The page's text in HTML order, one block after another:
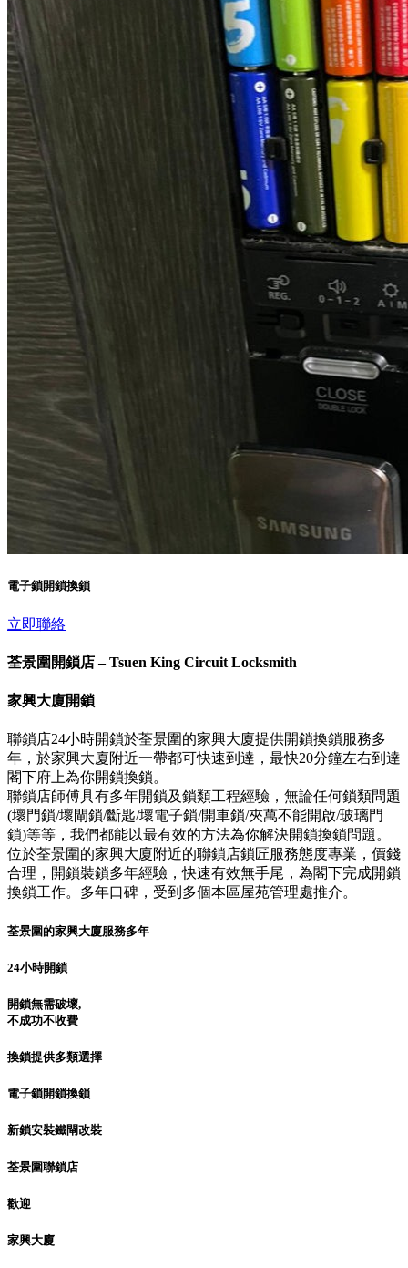
電子鎖開鎖換鎖
立即聯絡
荃景圍開鎖店 – Tsuen King Circuit Locksmith
家興大廈開鎖
聯鎖店24小時開鎖於荃景圍的家興大廈提供開鎖換鎖服務多
年，於家興大廈附近一帶都可快速到達，最快20分鐘左右到達
閣下府上為你開鎖換鎖。
聯鎖店師傅具有多年開鎖及鎖類工程經驗，無論任何鎖類問題
(壞門鎖/壞閘鎖/斷匙/壞電子鎖/開車鎖/夾萬不能開啟/玻璃門
鎖)等等，我們都能以最有效的方法為你解決開鎖換鎖問題。
位於荃景圍的家興大廈附近的聯鎖店鎖匠服務態度專業，價錢
合理，開鎖裝鎖多年經驗，快速有效無手尾，為閣下完成開鎖
換鎖工作。多年口碑，受到多個本區屋苑管理處推介。
荃景圍的家興大廈服務多年
24小時開鎖
開鎖無需破壞,
不成功不收費
換鎖提供多類選擇
電子鎖開鎖換鎖
新鎖安裝鐵閘改裝
荃景圍聯鎖店
歡迎
家興大廈